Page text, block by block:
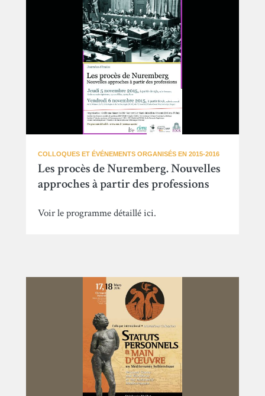
COLLOQUES ET ÉVÉNEMENTS ORGANISÉS EN 2015-2016
Les procès de Nuremberg. Nouvelles
approches à partir des professions
Voir le programme détaillé ici.